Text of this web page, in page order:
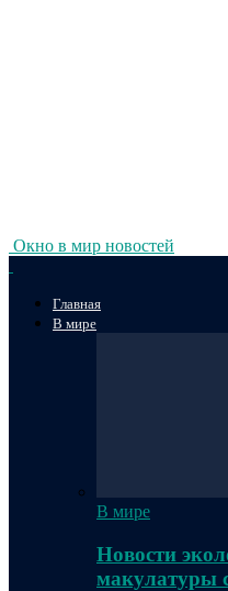
Окно в мир новостей
Главная
В мире
В мире
Новости
макулатуры